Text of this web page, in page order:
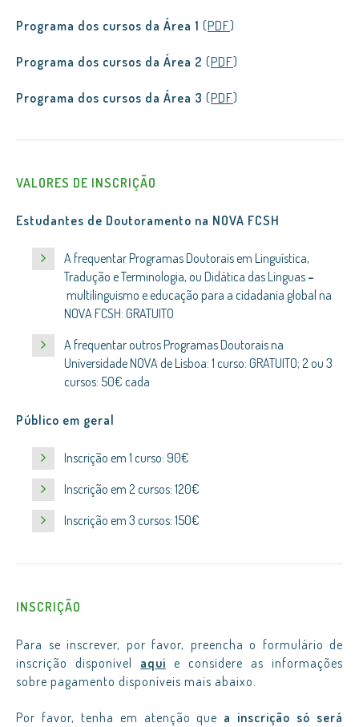
Programa dos cursos da Área 1 (PDF)
Programa dos cursos da Área 2 (PDF)
Programa dos cursos da Área 3 (PDF)
VALORES DE INSCRIÇÃO
Estudantes de Doutoramento na NOVA FCSH
A frequentar Programas Doutorais em Linguística,
Tradução e Terminologia, ou Didática das Línguas –
multilinguismo e educação para a cidadania global na
NOVA FCSH: GRATUITO
A frequentar outros Programas Doutorais na
Universidade NOVA de Lisboa: 1 curso: GRATUITO; 2 ou 3
cursos: 50€ cada
Público em geral
Inscrição em 1 curso: 90€
Inscrição em 2 cursos: 120€
Inscrição em 3 cursos: 150€
INSCRIÇÃO
Para se inscrever, por favor, preencha o formulário de
inscrição disponível aqui e considere as informações
sobre pagamento disponíveis mais abaixo.
Por favor, tenha em atenção que a inscrição só será